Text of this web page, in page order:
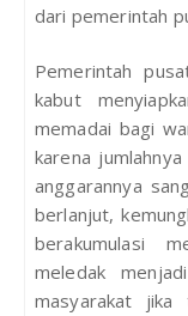
dari pemerintah
Pemerintah
kabut
memadai bagi
karena
anggarannya
berlanjut,
berakumulasi
meledak
masyarakat jika